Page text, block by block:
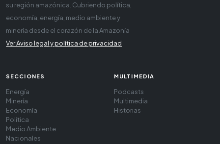
su región amazónica. Cubriendo política,
economía, energía, medio ambiente y
minería desde el corazón de la Amazonía
Ver Aviso legal y política de privacidad
SECCIONES
Energía
Minería
Economía
Política
Medio Ambiente
Nacionales
MULTIMEDIA
Podcasts
Multimedia
Historias